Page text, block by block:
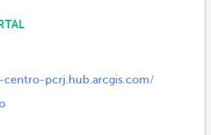
centro-pcrj.hub.arcgis.com/